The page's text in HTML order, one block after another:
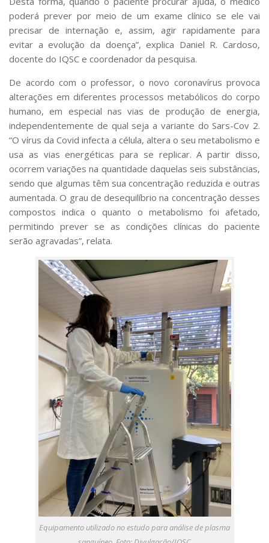
poderá prever por meio de um exame clínico se ele vai
precisar de internação e, assim, agir rapidamente para
evitar a evolução da doença”, explica Daniel R. Cardoso,
docente do IQSC e coordenador da pesquisa.
De acordo com o professor, o novo coronavírus provoca
alterações em diferentes processos metabólicos do corpo
humano, em especial nas vias de produção de energia,
independentemente de qual seja a variante do Sars-Cov 2.
“O vírus da Covid infecta a célula, altera o seu metabolismo e
usa as vias energéticas para se replicar. A partir disso,
ocorrem variações na quantidade daquelas seis substâncias,
sendo que algumas têm sua concentração reduzida e outras
aumentada. O grau de desequilíbrio na concentração desses
compostos indica o quanto o metabolismo foi afetado,
permitindo prever se as condições clínicas do paciente
serão agravadas”, relata.
Equipamento utilizado no estudo para análise de plasma